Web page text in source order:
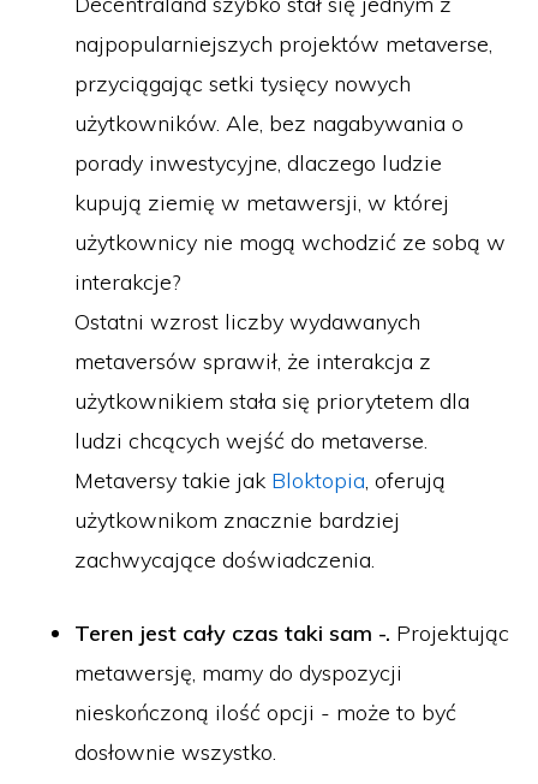
najpopularniejszych projektów metaverse,
przyciągając setki tysięcy nowych
użytkowników. Ale, bez nagabywania o
porady inwestycyjne, dlaczego ludzie
kupują ziemię w metawersji, w której
użytkownicy nie mogą wchodzić ze sobą w
interakcje?
Ostatni wzrost liczby wydawanych
metaversów sprawił, że interakcja z
użytkownikiem stała się priorytetem dla
ludzi chcących wejść do metaverse.
Metaversy takie jak Bloktopia, oferują
użytkownikom znacznie bardziej
zachwycające doświadczenia.
Teren jest cały czas taki sam -. Projektując
metawersję, mamy do dyspozycji
nieskończoną ilość opcji - może to być
dosłownie wszystko.